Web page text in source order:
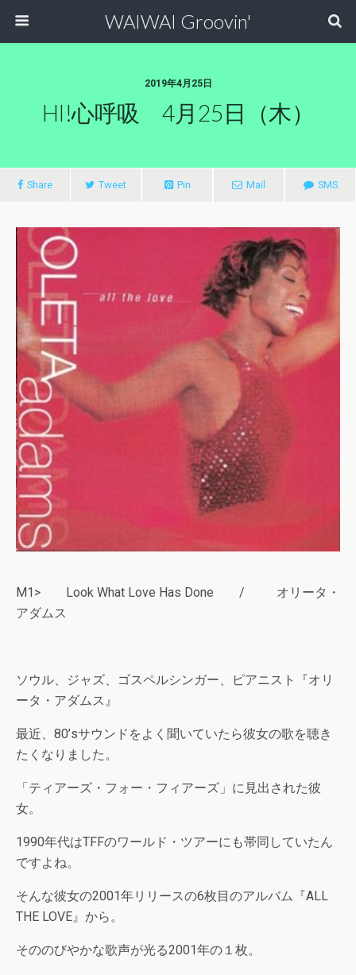
WAIWAI Groovin'
2019年4月25日
HI!心呼吸 4月25日（木）
Share Tweet Pin Mail SMS
M1> Look What Love Has Done / オリータ・
アダムス
ソウル、ジャズ、ゴスペルシンガー、ピアニスト『オリ
ータ・アダムス』
最近、80’sサウンドをよく聞いていたら彼女の歌を聴き
たくなりました。
「ティアーズ・フォー・フィアーズ」に見出された彼
女。
1990年代はTFFのワールド・ツアーにも帯同していたん
ですよね。
そんな彼女の2001年リリースの6枚目のアルバム『ALL
THE LOVE』から。
そののびやかな歌声が光る2001年の１枚。